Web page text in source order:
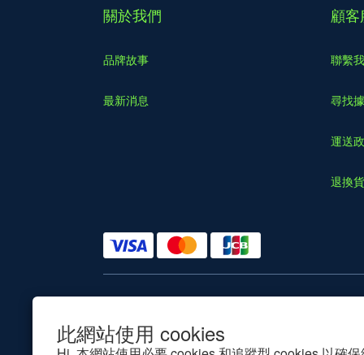
此網站使用 cookies
關於我們
品牌故事
最新消息
顧
聯繫
尋找
運送
退換